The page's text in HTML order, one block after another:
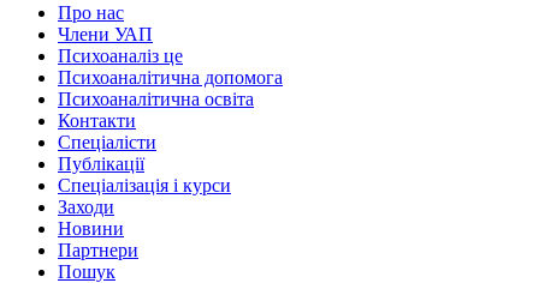
Про нас
Члени УАП
Психоаналіз це
Психоаналітична допомога
Психоаналітична освіта
Контакти
Спеціалісти
Публікації
Cпеціалізація і курси
Заходи
Новини
Партнери
Пошук